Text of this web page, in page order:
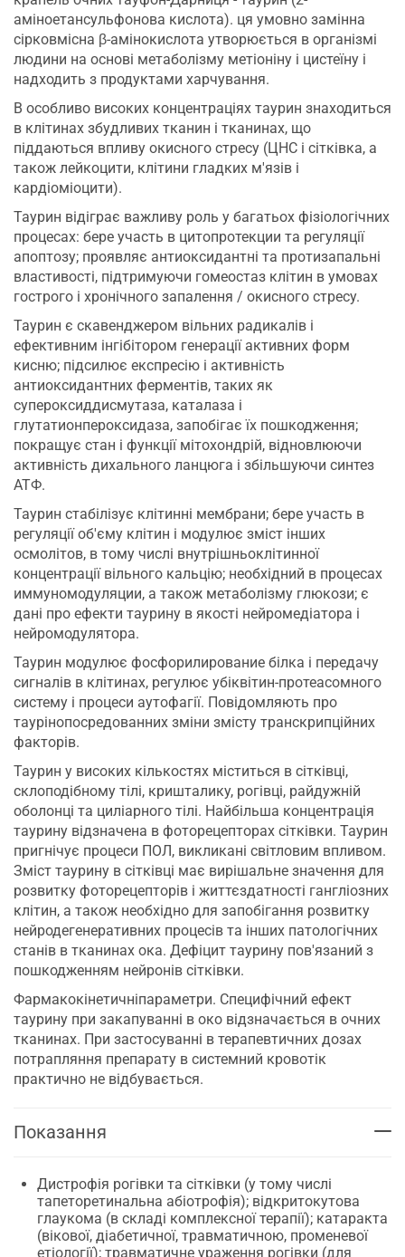
аміноетансульфонова кислота). ця умовно замінна
сірковмісна β-амінокислота утворюється в організмі
людини на основі метаболізму метіоніну і цистеїну і
надходить з продуктами харчування.
В особливо високих концентраціях таурин знаходиться
в клітинах збудливих тканин і тканинах, що
піддаються впливу окисного стресу (ЦНС і сітківка, а
також лейкоцити, клітини гладких м'язів і
кардіоміоцити).
Таурин відіграє важливу роль у багатьох фізіологічних
процесах: бере участь в цитопротекции та регуляції
апоптозу; проявляє антиоксидантні та протизапальні
властивості, підтримуючи гомеостаз клітин в умовах
гострого і хронічного запалення / окисного стресу.
Таурин є скавенджером вільних радикалів і
ефективним інгібітором генерації активних форм
кисню; підсилює експресію і активність
антиоксидантних ферментів, таких як
супероксиддисмутаза, каталаза і
глутатионпероксидаза, запобігає їх пошкодження;
покращує стан і функції мітохондрій, відновлюючи
активність дихального ланцюга і збільшуючи синтез
АТФ.
Таурин стабілізує клітинні мембрани; бере участь в
регуляції об'єму клітин і модулює зміст інших
осмолітов, в тому числі внутрішньоклітинної
концентрації вільного кальцію; необхідний в процесах
иммуномодуляции, а також метаболізму глюкози; є
дані про ефекти таурину в якості нейромедіатора і
нейромодулятора.
Таурин модулює фосфорилирование білка і передачу
сигналів в клітинах, регулює убіквітин-протеасомного
систему і процеси аутофагії. Повідомляють про
таурінопосредованних зміни змісту транскрипційних
факторів.
Таурин у високих кількостях міститься в сітківці,
склоподібному тілі, кришталику, рогівці, райдужній
оболонці та циліарного тілі. Найбільша концентрація
таурину відзначена в фоторецепторах сітківки. Таурин
пригнічує процеси ПОЛ, викликані світловим впливом.
Зміст таурину в сітківці має вирішальне значення для
розвитку фоторецепторів і життєздатності гангліозних
клітин, а також необхідно для запобігання розвитку
нейродегенеративних процесів та інших патологічних
станів в тканинах ока. Дефіцит таурину пов'язаний з
пошкодженням нейронів сітківки.
Фармакокінетичніпараметри. Специфічний ефект
таурину при закапуванні в око відзначається в очних
тканинах. При застосуванні в терапевтичних дозах
потрапляння препарату в системний кровотік
практично не відбувається.
Показання
Дистрофія рогівки та сітківки (у тому числі
тапеторетинальна абіотрофія); відкритокутова
глаукома (в складі комплексної терапії); катаракта
(вікової, діабетичної, травматичною, променевої
етіології); травматичне ураження рогівки (для